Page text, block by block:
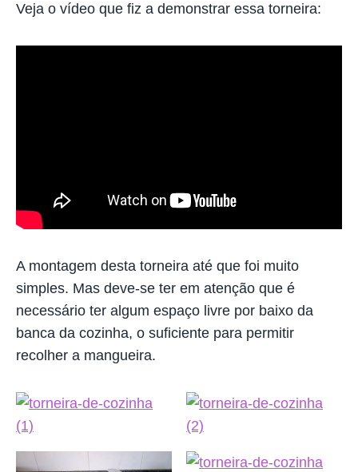
Veja o vídeo que fiz a demonstrar essa torneira:
A montagem desta torneira até que foi muito
simples. Mas deve-se ter em atenção que é
necessário ter algum espaço livre por baixo da
banca da cozinha, o suficiente para permitir
recolher a mangueira.